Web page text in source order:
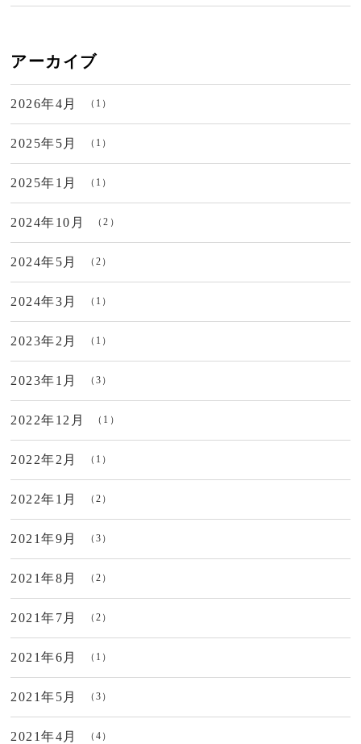
アーカイブ
2026年4月 （1）
2025年5月 （1）
2025年1月 （1）
2024年10月 （2）
2024年5月 （2）
2024年3月 （1）
2023年2月 （1）
2023年1月 （3）
2022年12月 （1）
2022年2月 （1）
2022年1月 （2）
2021年9月 （3）
2021年8月 （2）
2021年7月 （2）
2021年6月 （1）
2021年5月 （3）
2021年4月 （4）